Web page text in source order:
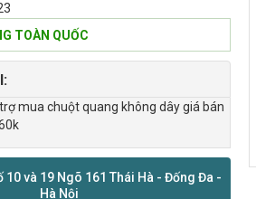
TOÀN QUỐC
mua chuột quang không dây giá bán
10 và 19 Ngõ 161 Thái Hà - Đống Đa -
Hà Nội